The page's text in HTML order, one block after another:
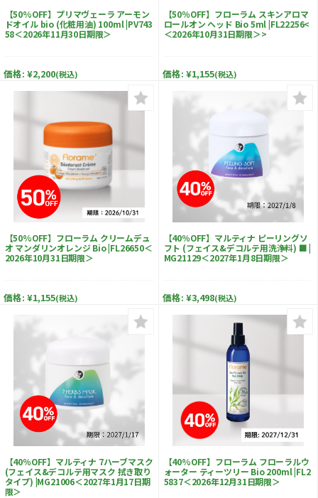
【50%OFF】プリマヴェーラ アーモン
ドオイル bio (化粧用油) 100ml |PV743
58＜2026年11月30日期限＞
価格: ¥2,200(税込)
【50％OFF】フローラム スキンアロマ
ロールオン ヘッド Bio 5ml |FL22256<
＜2026年10月31日期限＞>
価格: ¥1,155(税込)
【50%OFF】フローラム クリームデュ
オ マンダリンオレンジ Bio |FL26650＜
2026年10月31日期限＞
価格: ¥1,155(税込)
【40％OFF】マルティナ ピーリングソ
フト (フェイス&デコルテ用洗浄料) ■ |
MG21129＜2027年1月8日期限＞
価格: ¥3,498(税込)
【40％OFF】マルティナ 7ハーブマスク
(フェイス&デコルテ用マスク 拭き取り
タイプ) |MG21006＜2027年1月17日期
限＞
【40%OFF】フローラム フローラルウ
ォーター ティーツリー Bio 200ml |FL2
5837＜2026年12月31日期限＞